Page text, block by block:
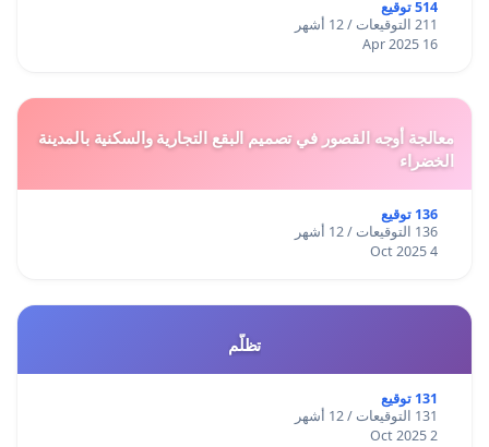
514 توقيع
211 التوقيعات / 12 أشهر
16 Apr 2025
معالجة أوجه القصور في تصميم البقع التجارية والسكنية بالمدينة
الخضراء
136 توقيع
136 التوقيعات / 12 أشهر
4 Oct 2025
تظلّم
131 توقيع
131 التوقيعات / 12 أشهر
2 Oct 2025